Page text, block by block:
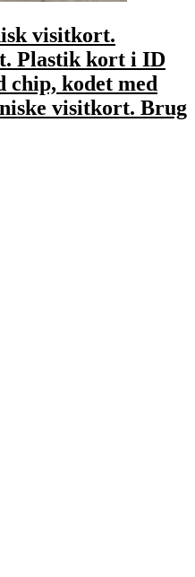
visitkort.
Plastik kort i ID
chip, kodet med
visitkort. Brug